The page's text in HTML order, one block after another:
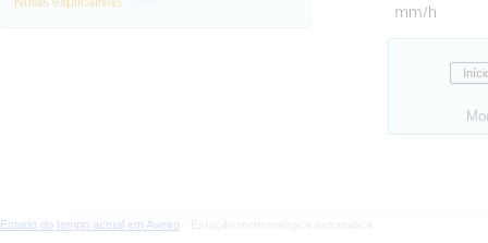
Estado do tempo actual em Aveiro